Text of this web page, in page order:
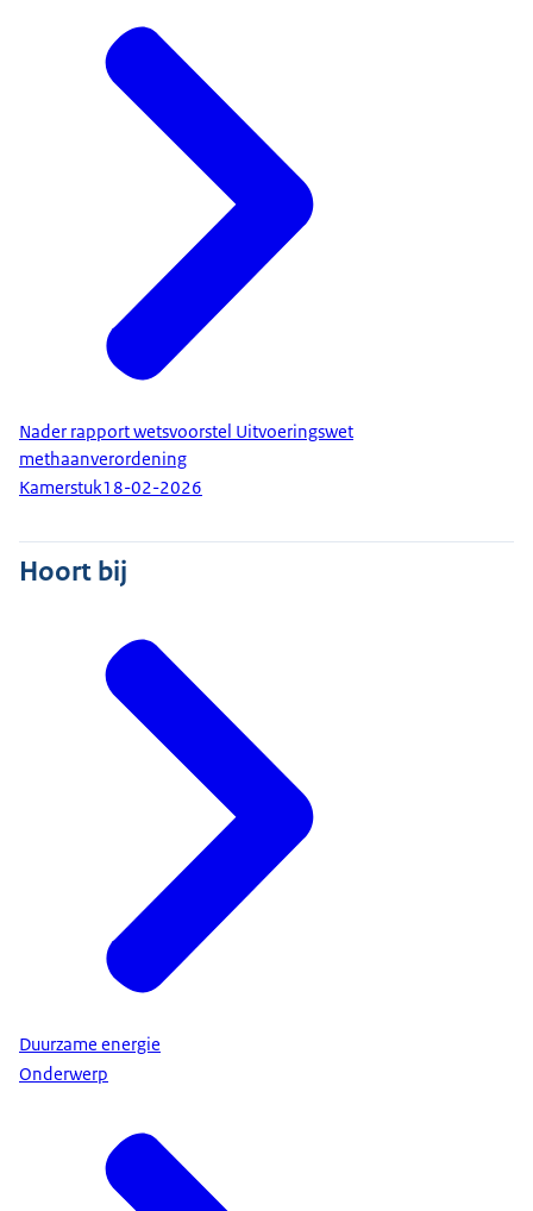
Nader rapport wetsvoorstel Uitvoeringswet
methaanverordening
Kamerstuk18-02-2026
Hoort bij
Duurzame energie
Onderwerp